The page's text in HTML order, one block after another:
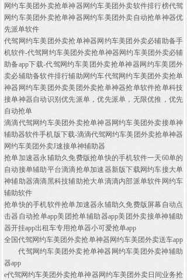
网约车美团外卖抢单神器网约车美团外卖软件排行榜代驾
网约车美团外卖抢单神器网约车美团外卖自动抢单神器优
先派单软件
代驾网约车美团外卖抢单神器网约车美团外卖必辅助备手
机软件-代驾网约车美团外卖抢单神器网约车美团外卖必辅
助备app下载-代驾网约车美团外卖抢单神器网约车美团外
卖必辅助备软件排行辅助网约车代驾网约车美团外卖抢单
神器网约车美团外卖美团外卖抢单神器抢单软件抢单科技
接单神器自动识别优先派单，优先派单，无限优推，优先
自动抢单
滴滴代驾网约车美团外卖抢单神器网约车美团外卖接单神
辅助器软件手机版下载-滴滴代驾网约车美团外卖抢单神器
网约车美团外卖J速接单神辅助器
抢单加速器永辅助久免费版抢单快的手机软件一天60单的
自动接单辅助平台滴滴抢单加速器新版下载网约车接大单
神辅助器滴滴黑科技辅助抢大单滴滴内部派单软件网约车
辅助软件
抢单快的手机软件抢单加速器永辅助久免费版屏幕自动点
击器自动抢单app美团抢单辅助器app美团外卖接单神辅助
器开挂app出租车专用抢单器小可爱抢单app
全国代驾网约车美团外卖抢单神器网约车美团外卖送车app
代驾网约车美团外卖抢单神器网约车美团外卖神辅助
器app
e代驾网约车美团外卖抢单神器网约车美团外卖日间业务抢